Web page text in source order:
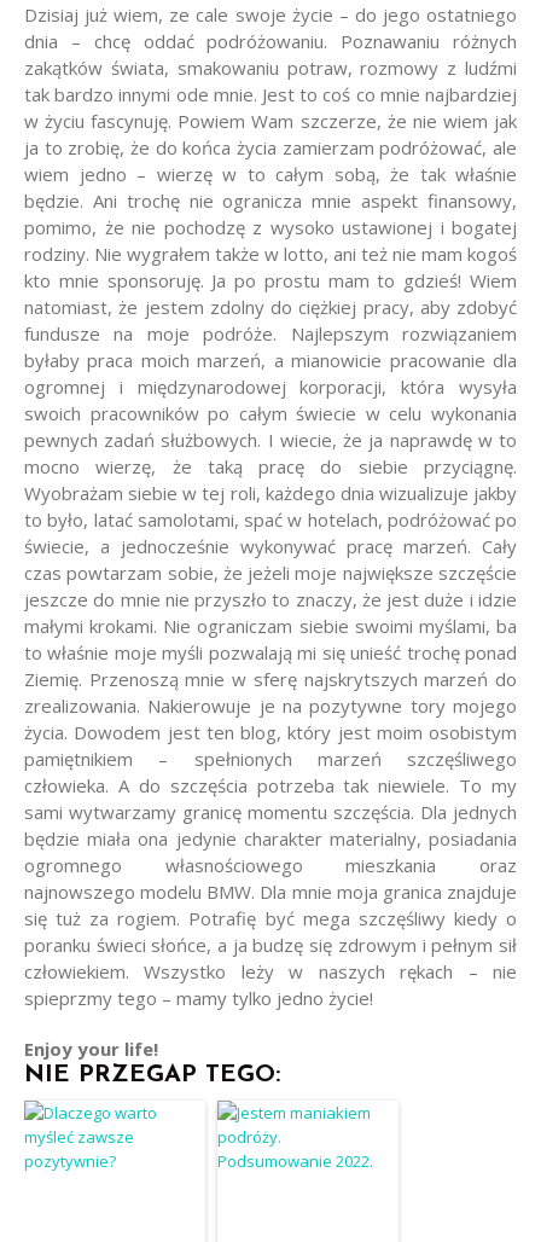
Dzisiaj już wiem, ze cale swoje życie – do jego ostatniego
dnia – chcę oddać podróżowaniu. Poznawaniu różnych
zakątków świata, smakowaniu potraw, rozmowy z ludźmi
tak bardzo innymi ode mnie. Jest to coś co mnie najbardziej
w życiu fascynuję. Powiem Wam szczerze, że nie wiem jak
ja to zrobię, że do końca życia zamierzam podróżować, ale
wiem jedno – wierzę w to całym sobą, że tak właśnie
będzie. Ani trochę nie ogranicza mnie aspekt finansowy,
pomimo, że nie pochodzę z wysoko ustawionej i bogatej
rodziny. Nie wygrałem także w lotto, ani też nie mam kogoś
kto mnie sponsoruję. Ja po prostu mam to gdzieś! Wiem
natomiast, że jestem zdolny do ciężkiej pracy, aby zdobyć
fundusze na moje podróże. Najlepszym rozwiązaniem
byłaby praca moich marzeń, a mianowicie pracowanie dla
ogromnej i międzynarodowej korporacji, która wysyła
swoich pracowników po całym świecie w celu wykonania
pewnych zadań służbowych. I wiecie, że ja naprawdę w to
mocno wierzę, że taką pracę do siebie przyciągnę.
Wyobrażam siebie w tej roli, każdego dnia wizualizuje jakby
to było, latać samolotami, spać w hotelach, podróżować po
świecie, a jednocześnie wykonywać pracę marzeń. Cały
czas powtarzam sobie, że jeżeli moje największe szczęście
jeszcze do mnie nie przyszło to znaczy, że jest duże i idzie
małymi krokami. Nie ograniczam siebie swoimi myślami, ba
to właśnie moje myśli pozwalają mi się unieść trochę ponad
Ziemię. Przenoszą mnie w sferę najskrytszych marzeń do
zrealizowania. Nakierowuje je na pozytywne tory mojego
życia. Dowodem jest ten blog, który jest moim osobistym
pamiętnikiem – spełnionych marzeń szczęśliwego
człowieka. A do szczęścia potrzeba tak niewiele. To my
sami wytwarzamy granicę momentu szczęścia. Dla jednych
będzie miała ona jedynie charakter materialny, posiadania
ogromnego własnościowego mieszkania oraz
najnowszego modelu BMW. Dla mnie moja granica znajduje
się tuż za rogiem. Potrafię być mega szczęśliwy kiedy o
poranku świeci słońce, a ja budzę się zdrowym i pełnym sił
człowiekiem. Wszystko leży w naszych rękach – nie
spieprzmy tego – mamy tylko jedno życie!
Enjoy your life!
NIE PRZEGAP TEGO: